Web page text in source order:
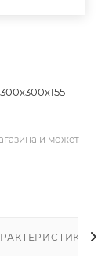
300x300x155
и может